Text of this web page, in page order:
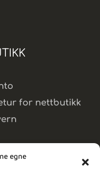
egne
for nettbutikk